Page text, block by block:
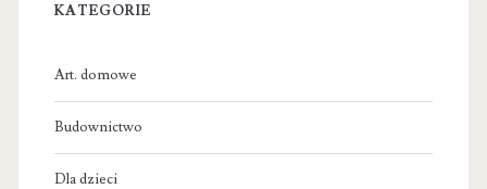
KATEGORIE
Art. domowe
Budownictwo
Dla dzieci